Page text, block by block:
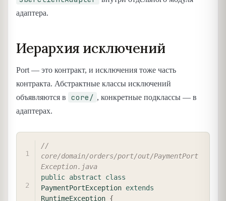
адаптера.
Иерархия исключений
Port — это контракт, и исключения тоже часть
контракта. Абстрактные классы исключений
объявляются в
core/ , конкретные подклассы — в
адаптерах.
//
core/domain/orders/port/out/PaymentPort
Exception.java
public abstract
class
PaymentPortException extends
RuntimeException {